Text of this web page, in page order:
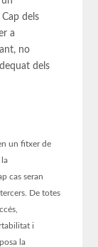
dels
a
no
dels
un fitxer de
la
cas seran
De totes
i
la